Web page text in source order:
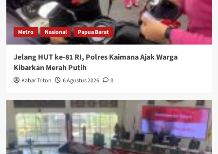
Metro Nasional Papua Barat
Jelang HUT ke-81 RI, Polres Kaimana Ajak Warga
Kibarkan Merah Putih
Kabar Triton 6 Agustus 2026 0